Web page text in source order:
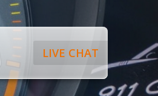
LIVE CHAT